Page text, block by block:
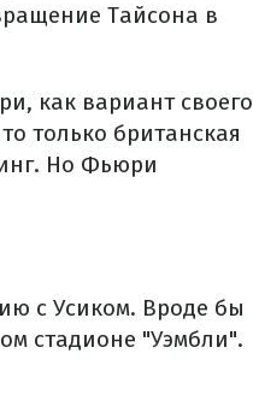
Тайсона в
как вариант своего
только британская
Но Фьюри
с Усиком. Вроде бы
стадионе "Уэмбли".